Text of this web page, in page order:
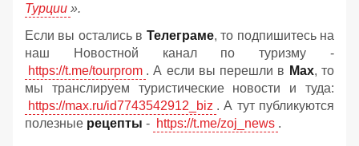
Турции ».
Если вы остались в Телеграме, то подпишитесь на
наш Новостной канал по туризму -
https://t.me/tourprom . А если вы перешли в Мах, то
мы транслируем туристические новости и туда:
https://max.ru/id7743542912_biz . А тут публикуются
полезные рецепты - https://t.me/zoj_news .